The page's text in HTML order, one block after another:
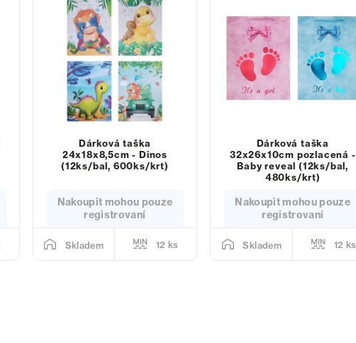
Dárková taška
24x18x8,5cm - Dinos
(12ks/bal, 600ks/krt)
Nakoupit mohou pouze
registrovaní
Skladem 12 ks
Dárková taška
32x26x10cm pozlacená -
Baby reveal (12ks/bal,
480ks/krt)
Nakoupit mohou pouze
registrovaní
Skladem 12 ks